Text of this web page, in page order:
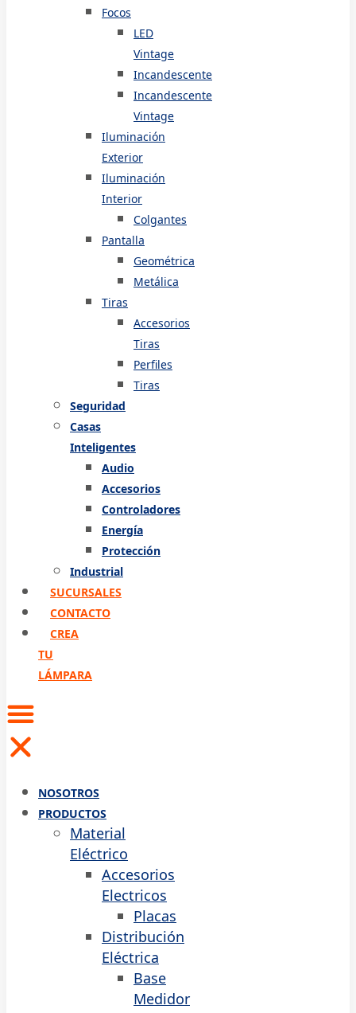
Focos
LED
Vintage
Incandescente
Incandescente
Vintage
Iluminación
Exterior
Iluminación
Interior
Colgantes
Pantalla
Geométrica
Metálica
Tiras
Accesorios
Tiras
Perfiles
Tiras
Seguridad
Casas
Inteligentes
Audio
Accesorios
Controladores
Energía
Protección
Industrial
SUCURSALES
CONTACTO
CREA
TU
LÁMPARA
NOSOTROS
PRODUCTOS
Material
Eléctrico
Accesorios
Electricos
Placas
Distribución
Eléctrica
Base
Medidor